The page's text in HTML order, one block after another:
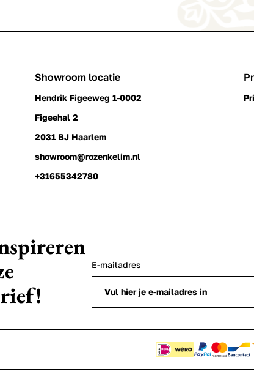
Showroom locatie
Hendrik Figeeweg 1-0002
Figeehal 2
2031 BJ Haarlem
showroom@rozenkelim.nl
+31655342780
E-mailadres